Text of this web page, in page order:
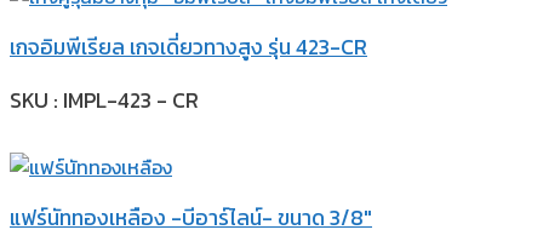
เกจอิมพีเรียล เกจเดี่ยวทางสูง รุ่น 423-CR
SKU : IMPL-423 - CR
แฟร์นัททองเหลือง -บีอาร์ไลน์- ขนาด 3/8″